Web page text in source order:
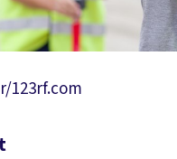
123rf.com